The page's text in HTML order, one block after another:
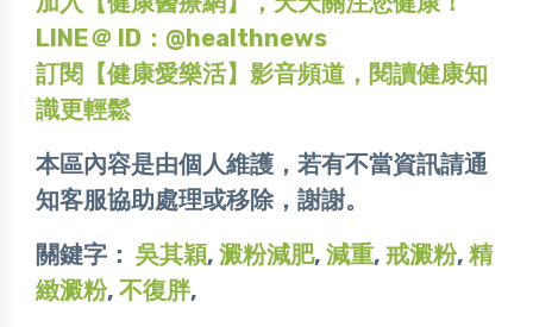
LINE＠ ID：@healthnews
訂閱【健康愛樂活】影音頻道，閱讀健康知
識更輕鬆
本區內容是由個人維護，若有不當資訊請通
知客服協助處理或移除，謝謝。
關鍵字： 吳其穎, 澱粉減肥, 減重, 戒澱粉, 精
緻澱粉, 不復胖,